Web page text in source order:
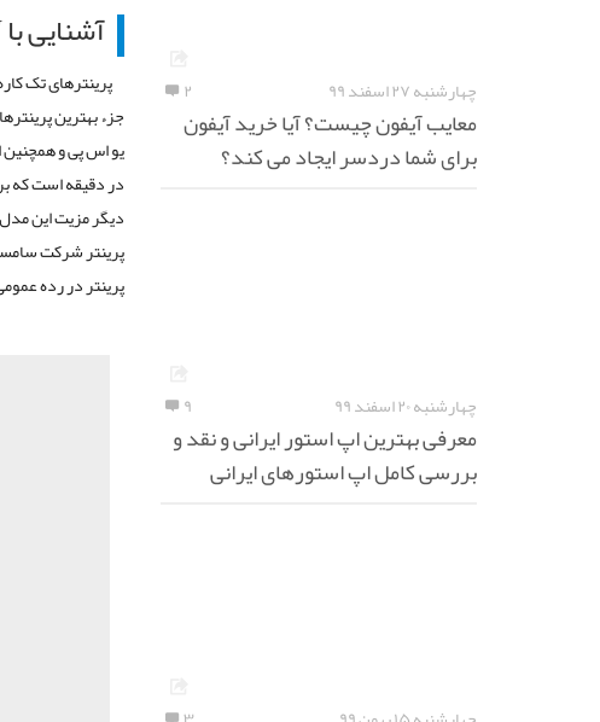
آشنایی با
پرینترهای تک
جزء بهترین
در دقیقه است که
دیگر مزیت این
پرینتر شرکت
پرینتر در رده
چهارشنبه ۲۷ اسفند ۹۹ ۲
معایب آیفون چیست؟ آیا خرید آیفون
برای شما دردسر ایجاد می کند؟
چهارشنبه ۲۰ اسفند ۹۹ ۹
معرفی بهترین اپ استور ایرانی و نقد و
بررسی کامل اپ استورهای ایرانی